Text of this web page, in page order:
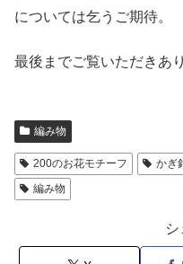
については乞うご期待。
最後までご覧いただきあ
編み物
200のお花モチーフ かぎ
編み物
シ